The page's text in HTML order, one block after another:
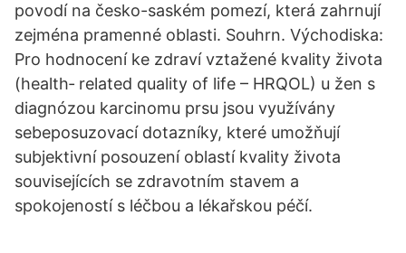
povodí na česko-saském pomezí, která zahrnují
zejména pramenné oblasti. Souhrn. Východiska:
Pro hodnocení ke zdraví vztažené kvality života
(health‑ related quality of life – HRQOL) u žen s
diagnózou karcinomu prsu jsou využívány
sebeposuzovací dotazníky, které umožňují
subjektivní posouzení oblastí kvality života
souvisejících se zdravotním stavem a
spokojeností s léčbou a lékařskou péčí.